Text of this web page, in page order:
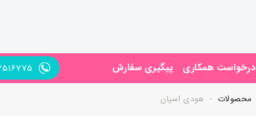
درخواست همکاری پیگیری سفارش
محصولات هودی اسپان